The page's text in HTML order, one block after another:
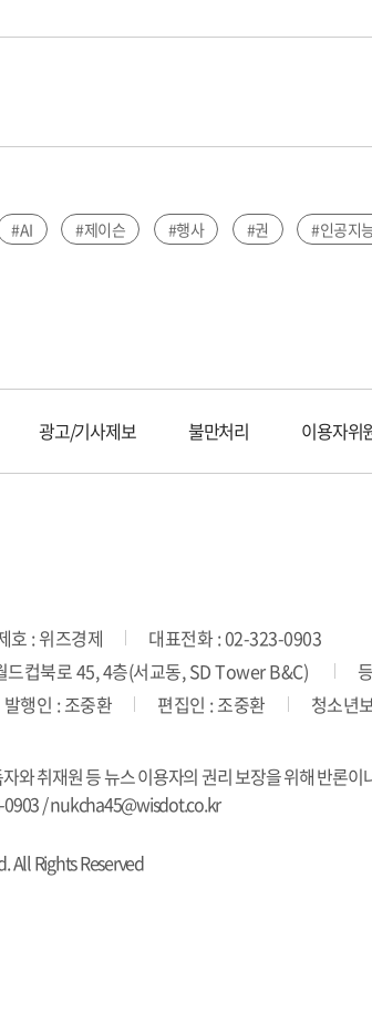
#AI #제이슨 #행사 #권 #인공지
광고/기사제보 불만처리 이용자위
호 : 위즈경제
대표전화 : 02-323-0903
드컵북로 45, 4층(서교동, SD Tower B&C)
발행인 : 조중환 편집인 : 조중환 청소년
와 취재원 등 뉴스 이용자의 권리 보장을 위해 반론
0903 / nukcha45@wisdot.co.kr
All Rights Reserved